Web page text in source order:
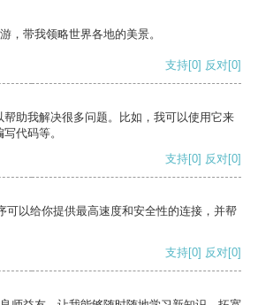
，带我领略世界各地的美景。
支持[0] 反对[0]
助我解决很多问题。比如，我可以使用它来
代码等。
支持[0] 反对[0]
可以给你提供最高速度和安全性的连接，并帮
支持[0] 反对[0]